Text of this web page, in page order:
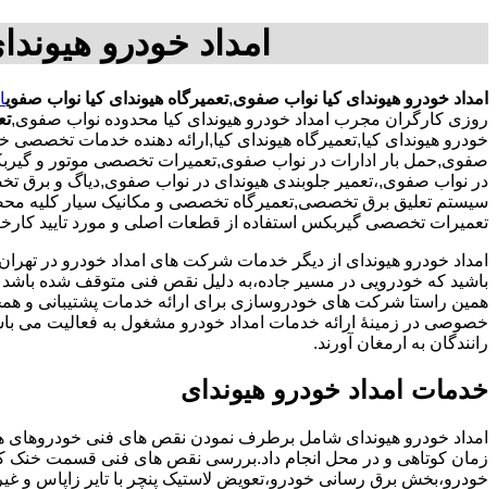
امداد خودرو
امداد خودرو هیوندای کیا نواب صفوی,تعمیرگاه هیوندای کیا نواب صفوی
روزی کارگران مجرب امداد خودرو هیوندای کیا محدوده نواب صفوی,
خودرو هیوندای کیا,تعمیرگاه هیوندای کیا,ارائه دهنده خدمات
صفوی,حمل بار ادارات در نواب صفوی,تعمیرات تخصصی موتور و گیربکس
در نواب صفوی,،تعمیر جلوبندی هیوندای در نواب صفوی,دیاگ و برق
سیستم تعلیق برق تخصصی,تعمیرگاه تخصصی و مکانیک سیار کلیه
تعمیرات تخصصی گیربکس استفاده از قطعات اصلی و مورد تایید
امداد خودرو هیوندای از دیگر خدمات شرکت های امداد خودرو در
باشید که خودرویی در مسیر جاده،به دلیل نقص فنی متوقف شده باشد و
همین راستا شرکت های خودروسازی برای ارائه خدمات پشتیبانی و
خصوصی در زمینۀ ارائه خدمات امداد خودرو مشغول به فعالیت می
رانندگان به ارمغان آورند.
خدمات امداد خودرو هیوندای
امداد خودرو هیوندای شامل برطرف نمودن نقص های فنی
زمان کوتاهی و در محل انجام داد.بررسی نقص های فنی قسمت خنک
خودرو،بخش برق رسانی خودرو،تعویض لاستیک پنچر با تایر زاپاس و